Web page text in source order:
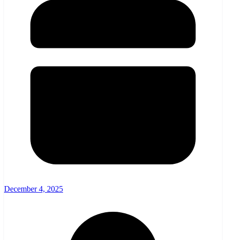
December 4, 2025